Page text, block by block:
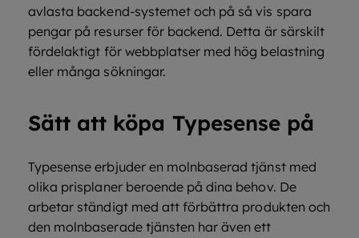
avlasta backend-systemet och på så vis spara
pengar på resurser för backend. Detta är särskilt
fördelaktigt för webbplatser med hög belastning
eller många sökningar.
Sätt att köpa Typesense på
Typesense erbjuder en molnbaserad tjänst med
olika prisplaner beroende på dina behov. De
arbetar ständigt med att förbättra produkten och
den molnbaserade tjänsten har även ett